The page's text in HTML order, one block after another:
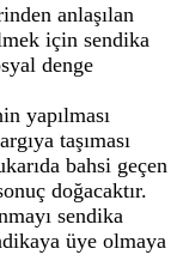
anlaşılan
için sendika
denge
yapılması
taşıması
bahsi geçen
doğacaktır.
sendika
üye olmaya